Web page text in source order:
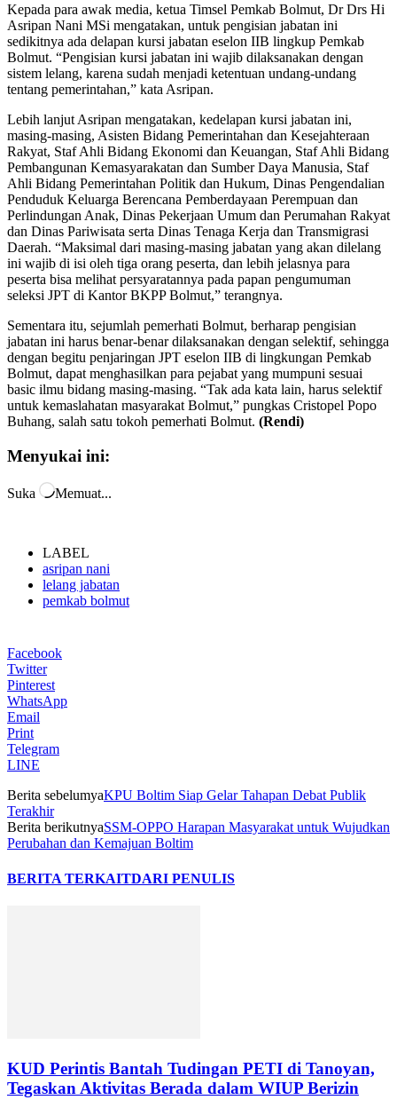
Kepada para awak media, ketua Timsel Pemkab Bolmut, Dr Drs Hi
Asripan Nani MSi mengatakan, untuk pengisian jabatan ini
sedikitnya ada delapan kursi jabatan eselon IIB lingkup Pemkab
Bolmut. “Pengisian kursi jabatan ini wajib dilaksanakan dengan
sistem lelang, karena sudah menjadi ketentuan undang-undang
tentang pemerintahan,” kata Asripan.
Lebih lanjut Asripan mengatakan, kedelapan kursi jabatan ini,
masing-masing, Asisten Bidang Pemerintahan dan Kesejahteraan
Rakyat, Staf Ahli Bidang Ekonomi dan Keuangan, Staf Ahli Bidang
Pembangunan Kemasyarakatan dan Sumber Daya Manusia, Staf
Ahli Bidang Pemerintahan Politik dan Hukum, Dinas Pengendalian
Penduduk Keluarga Berencana Pemberdayaan Perempuan dan
Perlindungan Anak, Dinas Pekerjaan Umum dan Perumahan Rakyat
dan Dinas Pariwisata serta Dinas Tenaga Kerja dan Transmigrasi
Daerah. “Maksimal dari masing-masing jabatan yang akan dilelang
ini wajib di isi oleh tiga orang peserta, dan lebih jelasnya para
peserta bisa melihat persyaratannya pada papan pengumuman
seleksi JPT di Kantor BKPP Bolmut,” terangnya.
Sementara itu, sejumlah pemerhati Bolmut, berharap pengisian
jabatan ini harus benar-benar dilaksanakan dengan selektif, sehingga
dengan begitu penjaringan JPT eselon IIB di lingkungan Pemkab
Bolmut, dapat menghasilkan para pejabat yang mumpuni sesuai
basic ilmu bidang masing-masing. “Tak ada kata lain, harus selektif
untuk kemaslahatan masyarakat Bolmut,” pungkas Cristopel Popo
Buhang, salah satu tokoh pemerhati Bolmut. (Rendi)
Menyukai ini:
Suka Memuat...
LABEL
asripan nani
lelang jabatan
pemkab bolmut
Facebook
Twitter
Pinterest
WhatsApp
Email
Print
Telegram
LINE
Berita sebelumyaKPU Boltim Siap Gelar Tahapan Debat Publik
Terakhir
Berita berikutnyaSSM-OPPO Harapan Masyarakat untuk Wujudkan
Perubahan dan Kemajuan Boltim
BERITA TERKAITDARI PENULIS
KUD Perintis Bantah Tudingan PETI di Tanoyan,
Tegaskan Aktivitas Berada dalam WIUP Berizin